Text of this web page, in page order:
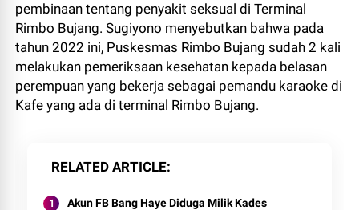
pembinaan tentang penyakit seksual di Terminal
Rimbo Bujang. Sugiyono menyebutkan bahwa pada
tahun 2022 ini, Puskesmas Rimbo Bujang sudah 2 kali
melakukan pemeriksaan kesehatan kepada belasan
perempuan yang bekerja sebagai pemandu karaoke di
Kafe yang ada di terminal Rimbo Bujang.
RELATED ARTICLE
Akun FB Bang Haye Diduga Milik Kades